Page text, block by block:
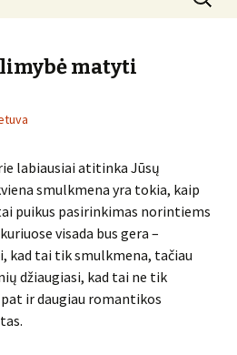
matyti
labiausiai atitinka Jūsų
smulkmena yra tokia, kaip
puikus pasirinkimas norintiems
visada bus gera –
kad tai tik smulkmena, tačiau
džiaugiasi, kad tai ne tik
ir daugiau romantikos